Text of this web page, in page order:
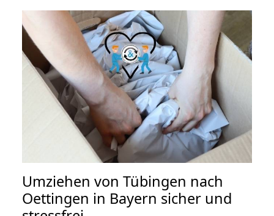
Umziehen von Tübingen nach
Oettingen in Bayern sicher und